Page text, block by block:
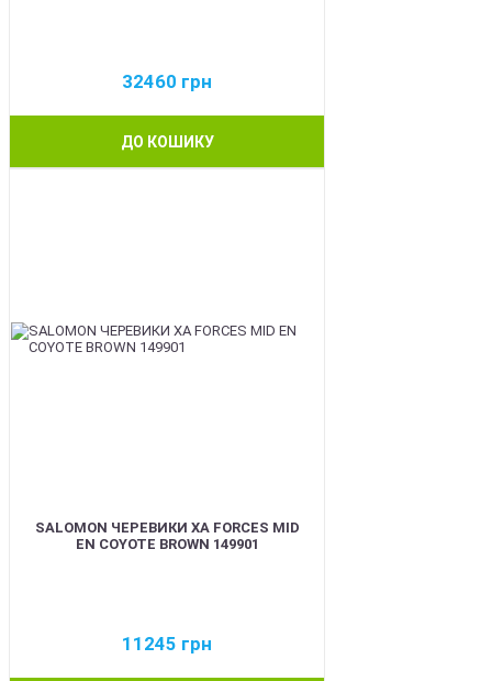
32460 грн
ДО КОШИКУ
SALOMON ЧЕРЕВИКИ XA FORCES MID
EN COYOTE BROWN 149901
11245 грн